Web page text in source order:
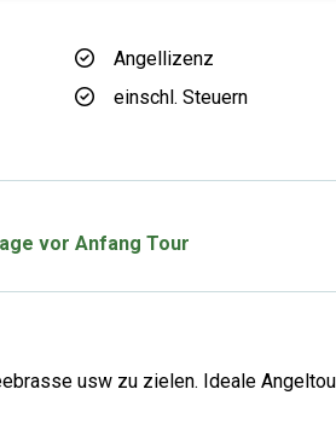
Angellizenz
einschl. Steuern
vor Anfang Tour
usw zu zielen. Ideale